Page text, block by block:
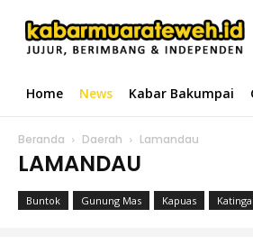
Home News Kabar Bakumpai
Beranda Daerah Lamandau
LAMANDAU
Buntok Gunung Mas Kapuas